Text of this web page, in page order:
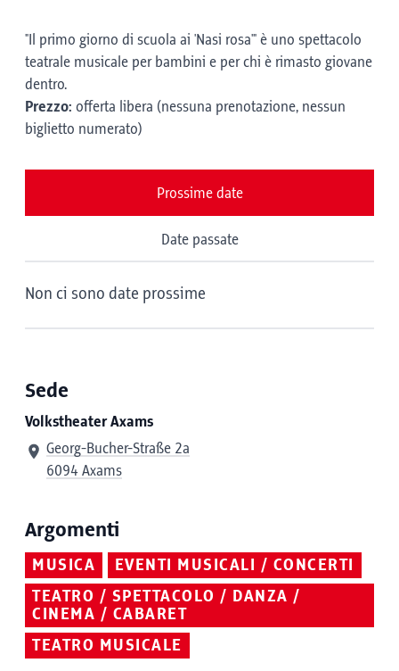
"Il primo giorno di scuola ai 'Nasi rosa'" è uno spettacolo
teatrale musicale per bambini e per chi è rimasto giovane
dentro.
Prezzo: offerta libera (nessuna prenotazione, nessun
biglietto numerato)
Prossime date
Date passate
Non ci sono date prossime
Sede
Volkstheater Axams
Georg-Bucher-Straße 2a
6094 Axams
Argomenti
MUSICA
EVENTI MUSICALI / CONCERTI
TEATRO / SPETTACOLO / DANZA /
CINEMA / CABARET
TEATRO MUSICALE